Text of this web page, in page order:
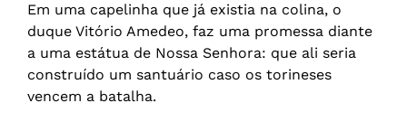
Em uma capelinha que já existia na colina, o
duque Vitório Amedeo, faz uma promessa diante
a uma estátua de Nossa Senhora: que ali seria
construído um santuário caso os torineses
vencem a batalha.